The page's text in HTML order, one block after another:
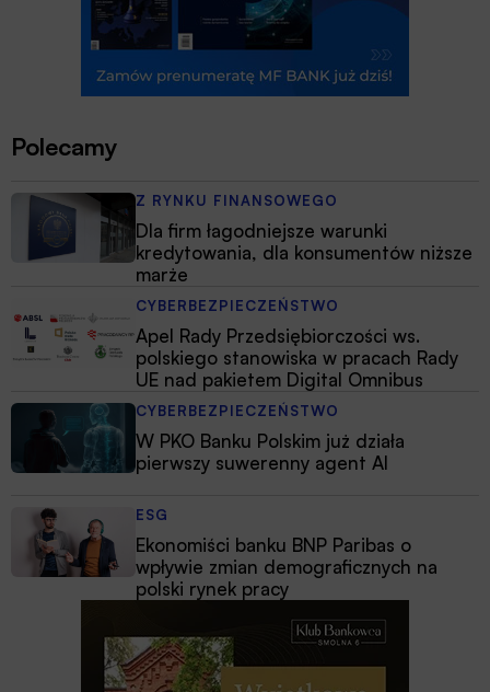
Polecamy
Z RYNKU FINANSOWEGO
Dla firm łagodniejsze warunki
kredytowania, dla konsumentów niższe
marże
CYBERBEZPIECZEŃSTWO
Apel Rady Przedsiębiorczości ws.
polskiego stanowiska w pracach Rady
UE nad pakietem Digital Omnibus
CYBERBEZPIECZEŃSTWO
W PKO Banku Polskim już działa
pierwszy suwerenny agent AI
ESG
Ekonomiści banku BNP Paribas o
wpływie zmian demograficznych na
polski rynek pracy